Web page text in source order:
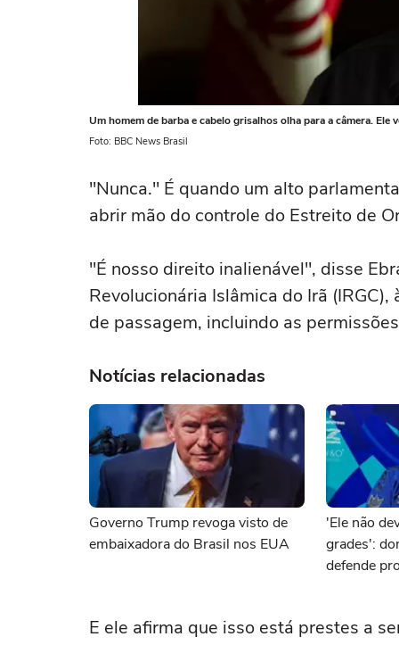
Um homem de barba e cabelo grisalhos olha para a câmera. Ele
Foto: BBC News Brasil
"Nunca." É quando um alto
abrir mão do controle do Estreito de
"É nosso direito inalienável", disse
Revolucionária Islâmica do Irã
de passagem, incluindo as
Notícias relacionadas
Governo Trump revoga visto de
embaixadora do Brasil nos EUA
'Ele não
grades':
defende
E ele afirma que isso está prestes a